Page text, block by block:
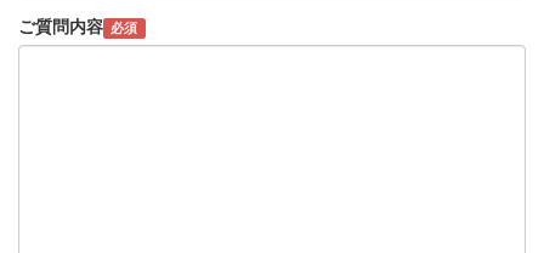
ご質問内容 必須